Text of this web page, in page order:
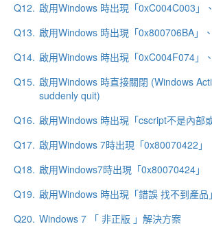
Q12. 啟用Windows 時出現「0xC004C003」
Q13. 啟用Windows 時出現「0x800706BA」
Q14. 啟用Windows 時出現「0xC004F074」
Q15. 啟用Windows 時直接關閉 (Windows
suddenly quit)
Q16. 啟用Windows 時出現「cscript不是內部
Q17. 啟用Windows 7時出現「0x80070422」
Q18. 啟用Windows7時出現「0x80070424」
Q19. 啟用Windows 時出現「錯誤 找不到產品」
Q20. Windows 7 「 非正版 」解決方案